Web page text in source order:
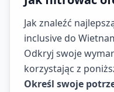
Jak znaleźć
inclusive do
Odkryj swoje
korzystając z
Określ swoje